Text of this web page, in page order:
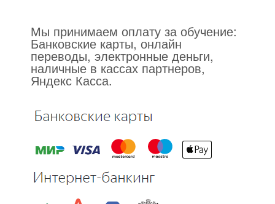
Мы принимаем оплату за обучение:
Банковские карты, онлайн
переводы, электронные деньги,
наличные в кассах партнеров,
Яндекс Касса.